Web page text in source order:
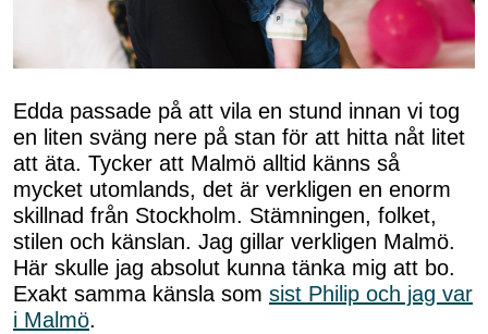
Edda passade på att vila en stund innan vi tog
en liten sväng nere på stan för att hitta nåt litet
att äta. Tycker att Malmö alltid känns så
mycket utomlands, det är verkligen en enorm
skillnad från Stockholm. Stämningen, folket,
stilen och känslan. Jag gillar verkligen Malmö.
Här skulle jag absolut kunna tänka mig att bo.
Exakt samma känsla som sist Philip och jag var
i Malmö.